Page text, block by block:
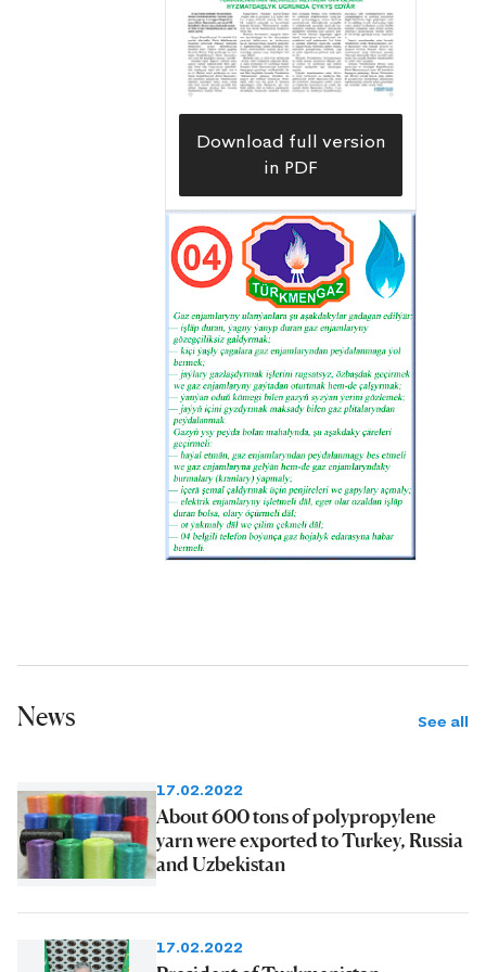
ýokary basyş bilen ýuwup, duz, çäge
çökündilerinden birkemsiz arassalaýan
bu enjamyň iş öndürijiligi ýokary. Şu
ýylyň başyndan bäri müdirligiň
«Ýolguýy» gaz känindäki 41-nji, 47-nji
olaryň düýbi arassalanyldy. Täzelikde
şu enjam bilen «Galkynyş» gaz
känindäki 210-njy guýynyň içki
ýagdaýyny barlamak işleri ýokary hilli
geçirildi — diýip, sehiň başlygy
Akmyrat Şirgulyýew bizi öz işleri bilen
tanyşdyrdy.
Download full version
in PDF
News See all
17.02.2022
About 600 tons of polypropylene
yarn were exported to Turkey, Russia
and Uzbekistan
17.02.2022